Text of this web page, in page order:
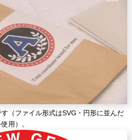
（ファイル形式はSVG・円形に並んだ
用）。